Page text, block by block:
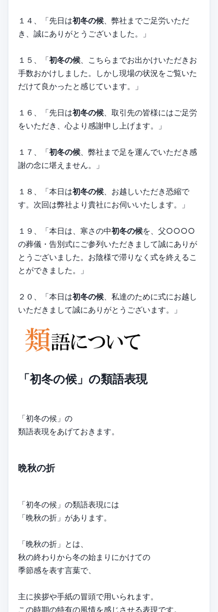
１４、「先日は初冬の候、弊社までご足労いただ
き、誠にありがとうございました。」
１５、「初冬の候、こちらまでお出かけいただきお
手数おかけしました。しかし現場の状況をご覧いた
だけて良かったと感じています。」
１６、「先日は初冬の候、取引先の皆様にはご足労
をいただき、心より感謝申し上げます。」
１７、「初冬の候、弊社まで足を運んでいただき感
謝の念に堪えません。」
１８、「本日は初冬の候、お越しいただき恐縮で
す。次回は弊社より貴社にお伺いいたします。」
１９、「本日は、寒さの中初冬の候を、父○○○○
の葬儀・告別式にご参列いただきまして誠にありが
とうございました。お陰様で滞りなく式を終えるこ
とができました。」
２０、「本日は初冬の候、私達のために式にお越し
いただきまして誠にありがとうございます。」
「初冬の候」の類語表現
「初冬の候」の
類語表現をあげておきます。
晩秋の折
「初冬の候」の類語表現には
「晩秋の折」があります。
「晩秋の折」とは、
秋の終わりから冬の始まりにかけての
季節感を表す言葉で、
主に挨拶や手紙の冒頭で用いられます。
この時期の特有の風情を感じさせる表現です。